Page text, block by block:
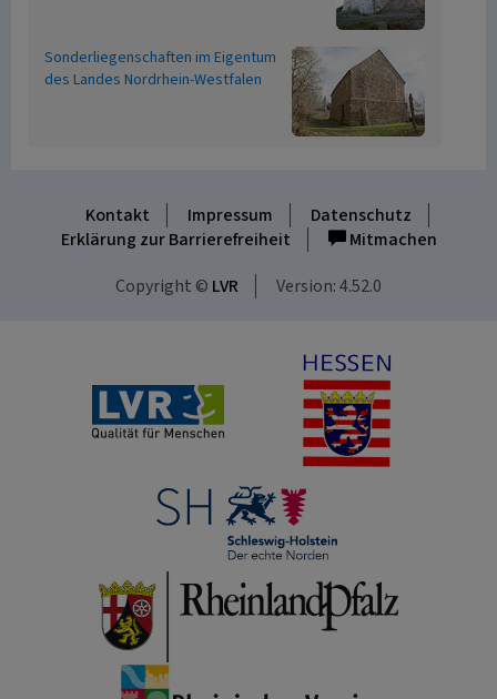
Sonderliegenschaften im Eigentum
des Landes Nordrhein-Westfalen
Kontakt Impressum
Datenschutz
Erklärung zur Barrierefreiheit
Mitmachen
Copyright © LVR Version: 4.52.0